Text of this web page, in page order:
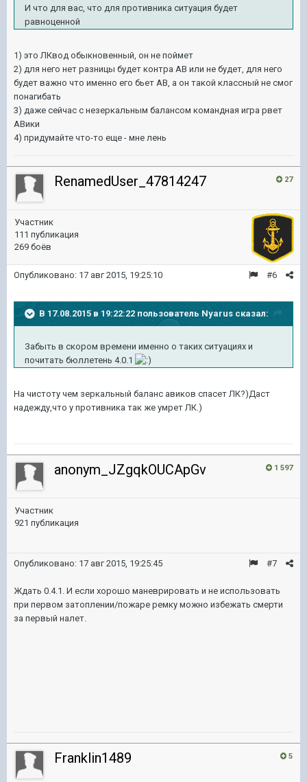
И что для вас, что для противника ситуация будет
равноценной
1) это ЛКвод обыкновенный, он не поймет
2) для него нет разницы будет контра АВ или не будет, для него
будет важно что именно его бьет АВ, а он такой классный не смог
понагибать
3) даже сейчас с незеркальным балансом командная игра рвет
АВики
4) придумайте что-то еще - мне лень
27
RenamedUser_47814247
Участник
111 публикация
269 боёв
#6
Опубликовано: 17 авг 2015, 19:25:10
В 17.08.2015 в 19:22:22 пользователь Nyarus сказал:
Забыть в скором времени именно о таких ситуациях и
почитать бюллетень 4.0.1
На чистоту чем зеркальный баланс авиков спасет ЛК?)Даст
надежду,что у противника так же умрет ЛК.)
1 597
anonym_JZgqkOUCApGv
Участник
921 публикация
#7
Опубликовано: 17 авг 2015, 19:25:45
Ждать 0.4.1. И если хорошо маневрировать и не использовать
при первом затоплении/пожаре ремку можно избежать смерти
за первый налет.
5
Franklin1489